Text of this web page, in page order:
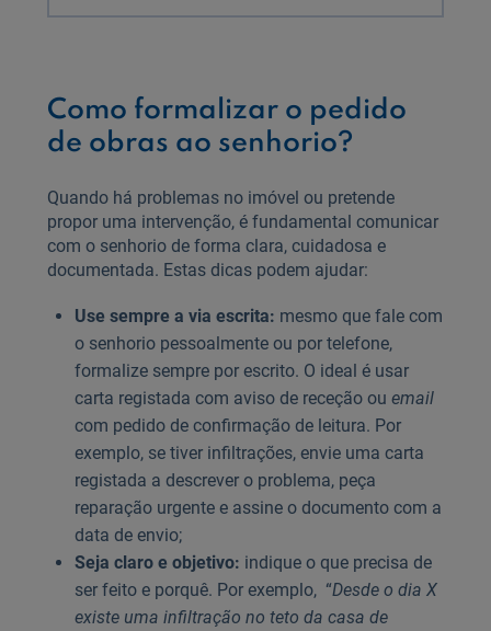
Como formalizar o pedido
de obras ao senhorio?
Quando há problemas no imóvel ou pretende
propor uma intervenção, é fundamental comunicar
com o senhorio de forma clara, cuidadosa e
documentada. Estas dicas podem ajudar:
Use sempre a via escrita: mesmo que fale com
o senhorio pessoalmente ou por telefone,
formalize sempre por escrito. O ideal é usar
carta registada com aviso de receção ou email
com pedido de confirmação de leitura. Por
exemplo, se tiver infiltrações, envie uma carta
registada a descrever o problema, peça
reparação urgente e assine o documento com a
data de envio;
Seja claro e objetivo: indique o que precisa de
ser feito e porquê. Por exemplo, “Desde o dia X
existe uma infiltração no teto da casa de